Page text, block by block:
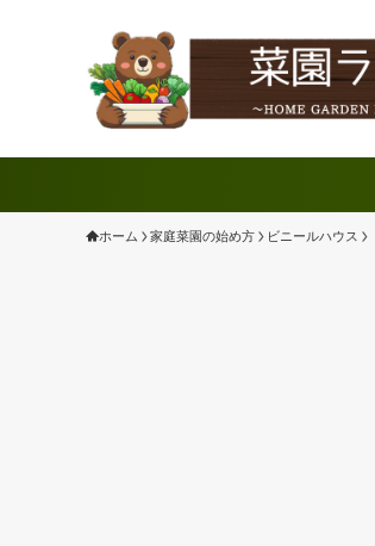
ホーム 家庭菜園の始め方 ビニールハウス